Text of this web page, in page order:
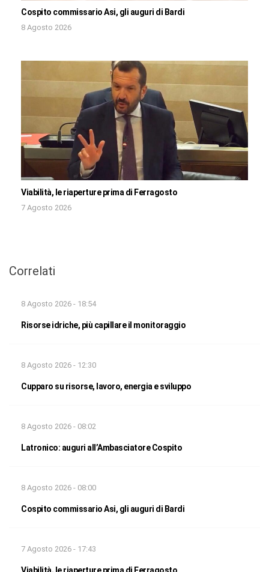
Cospito commissario Asi, gli auguri di Bardi
8 Agosto 2026
Viabilità, le riaperture prima di Ferragosto
7 Agosto 2026
Correlati
8 Agosto 2026 - 18:54
Risorse idriche, più capillare il monitoraggio
8 Agosto 2026 - 12:30
Cupparo su risorse, lavoro, energia e sviluppo
8 Agosto 2026 - 08:02
Latronico: auguri all’Ambasciatore Cospito
8 Agosto 2026 - 08:00
Cospito commissario Asi, gli auguri di Bardi
7 Agosto 2026 - 17:43